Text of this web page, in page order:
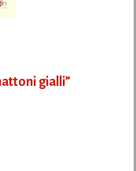
gialli”